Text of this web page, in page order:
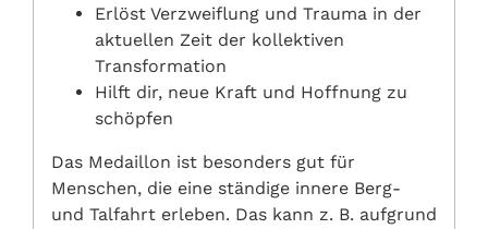
Erlöst Verzweiflung und Trauma in der
aktuellen Zeit der kollektiven
Transformation
Hilft dir, neue Kraft und Hoffnung zu
schöpfen
Das Medaillon ist besonders gut für
Menschen, die eine ständige innere Berg-
und Talfahrt erleben. Das kann z. B. aufgrund